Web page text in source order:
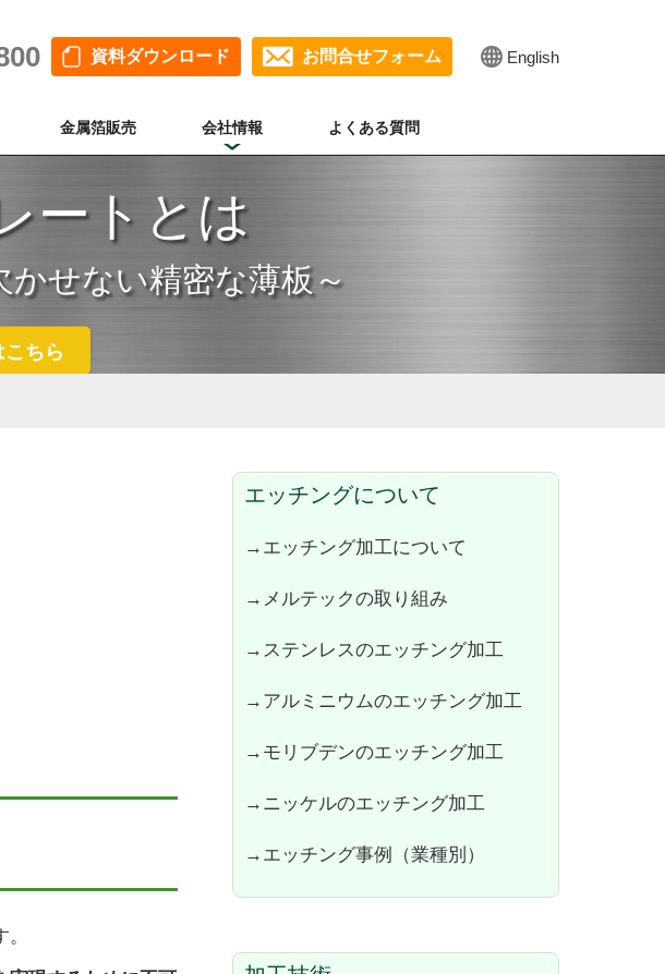
資料ダウンロード お問合せフォーム English
金属箔販売 会社情報 よくある質問
ートとは
ちら
。
エッチングについて
→エッチング加工について
→メルテックの取り組み
→ステンレスのエッチング加工
→アルミニウムのエッチング加工
→モリブデンのエッチング加工
→ニッケルのエッチング加工
→エッチング事例（業種別）